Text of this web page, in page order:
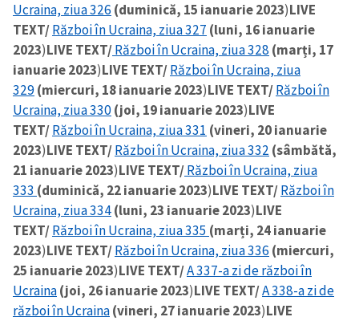
Ucraina, ziua 326 (duminică, 15 ianuarie 2023)LIVE
TEXT/Război în Ucraina, ziua 327 (luni, 16 ianuarie
2023)LIVE TEXT/Război în Ucraina, ziua 328 (marți, 17
ianuarie 2023)LIVE TEXT/Război în Ucraina, ziua
329(miercuri, 18 ianuarie 2023)LIVE TEXT/Război în
Ucraina, ziua 330(joi, 19 ianuarie 2023)LIVE
TEXT/Război în Ucraina, ziua 331 (vineri, 20 ianuarie
2023)LIVE TEXT/Război în Ucraina, ziua 332 (sâmbătă,
21 ianuarie 2023)LIVE TEXT/Război în Ucraina, ziua
333 (duminică, 22 ianuarie 2023)LIVE TEXT/Război în
Ucraina, ziua 334(luni, 23 ianuarie 2023)LIVE
TEXT/Război în Ucraina, ziua 335 (marți, 24 ianuarie
2023)LIVE TEXT/Război în Ucraina, ziua 336 (miercuri,
25 ianuarie 2023)LIVE TEXT/A 337-a zi de război în
Ucraina(joi, 26 ianuarie 2023)LIVE TEXT/A 338-a zi de
război în Ucraina(vineri, 27 ianuarie 2023)LIVE